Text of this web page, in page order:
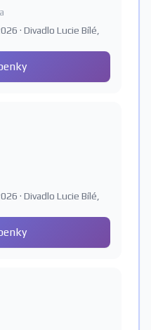
· Divadlo Lucie Bílé,
· Divadlo Lucie Bílé,